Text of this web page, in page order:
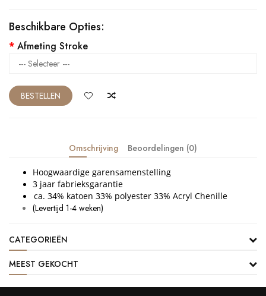
Beschikbare Opties:
Afmeting Stroke
BESTELLEN
Omschrijving Beoordelingen (0)
Hoogwaardige garensamenstelling
3 jaar fabrieksgarantie
ca. 34% katoen 33% polyester 33% Acryl Chenille
(Levertijd 1-4 weken)
CATEGORIEËN
MEEST GEKOCHT